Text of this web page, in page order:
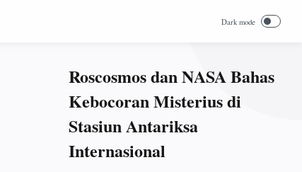
Roscosmos dan NASA Bahas
Kebocoran Misterius di
Stasiun Antariksa
Internasional